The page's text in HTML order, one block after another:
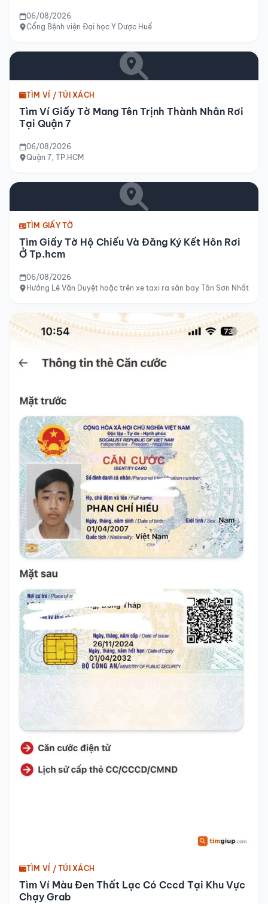
06/08/2026
Cổng Bệnh viện Đại học Y Dược Huế
TÌM VÍ / TÚI XÁCH
Tìm Ví Giấy Tờ Mang Tên Trịnh Thành Nhân Rơi
Tại Quận 7
06/08/2026
Quận 7, TP.HCM
TÌM GIẤY TỜ
Tìm Giấy Tờ Hộ Chiếu Và Đăng Ký Kết Hôn Rơi
Ở Tp.hcm
06/08/2026
Hướng Lê Văn Duyệt hoặc trên xe taxi ra sân bay Tân Sơn Nhất
TÌM VÍ / TÚI XÁCH
Tìm Ví Màu Đen Thất Lạc Có Cccd Tại Khu Vực
Chạy Grab